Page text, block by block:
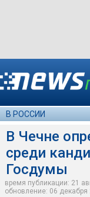
В РОССИИ
В Чечне
среди
Госдумы
время публикации: 21
обновление: 06 декабря